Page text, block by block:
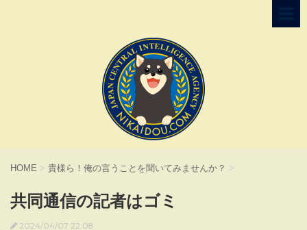
HOME > 貴様ら！俺の言うことを聞いてみませんか？ >
共同通信の記者はゴミ
2024/04/07 22:08